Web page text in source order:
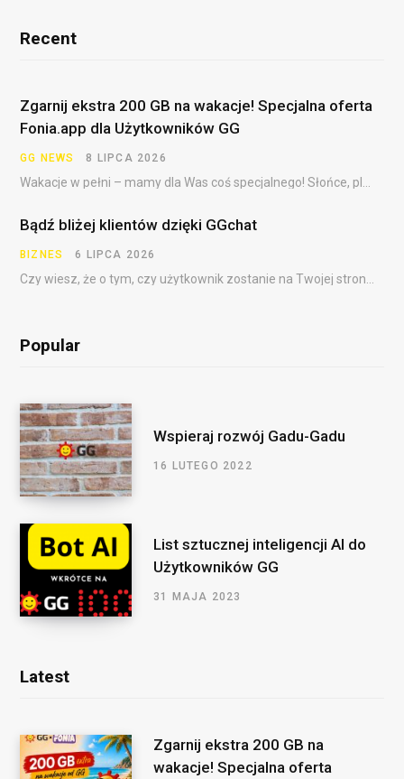
Recent
Zgarnij ekstra 200 GB na wakacje! Specjalna oferta
Fonia.app dla Użytkowników GG
GG NEWS 8 LIPCA 2026
Bądź bliżej klientów dzięki GGchat
BIZNES 6 LIPCA 2026
Popular
Wspieraj rozwój Gadu-Gadu
16 LUTEGO 2022
List sztucznej inteligencji AI do
Użytkowników GG
31 MAJA 2023
Latest
Zgarnij ekstra 200 GB na
wakacje! Specjalna oferta